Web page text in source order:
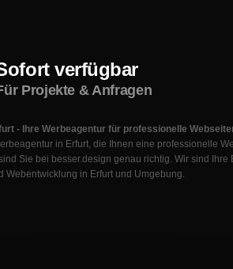
verfügbar
Projekte & Anfragen
- Ihre Werbeagentur für professionelle
in Erfurt, die Ihnen eine professionelle
Sie bei besser.design genau richtig. Wir sind Ihre
Webentwicklung in Erfurt und Umgebung.